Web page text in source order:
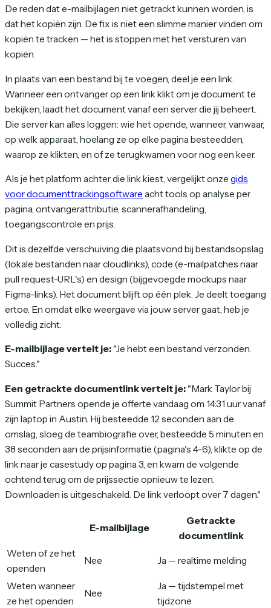
De reden dat e-mailbijlagen niet getrackt kunnen worden, is
dat het kopiën zijn. De fix is niet een slimme manier vinden om
kopiën te tracken — het is stoppen met het versturen van
kopiën.
In plaats van een bestand bij te voegen, deel je een link.
Wanneer een ontvanger op een link klikt om je document te
bekijken, laadt het document vanaf een server die jij beheert.
Die server kan alles loggen: wie het opende, wanneer, vanwaar,
op welk apparaat, hoelang ze op elke pagina besteedden,
waarop ze klikten, en of ze terugkwamen voor nog een keer.
Als je het platform achter die link kiest, vergelijkt onze gids
voor documenttrackingsoftware acht tools op analyse per
pagina, ontvangerattributie, scannerafhandeling,
toegangscontrole en prijs.
Dit is dezelfde verschuiving die plaatsvond bij bestandsopslag
(lokale bestanden naar cloudlinks), code (e-mailpatches naar
pull request-URL's) en design (bijgevoegde mockups naar
Figma-links). Het document blijft op één plek. Je deelt toegang
ertoe. En omdat elke weergave via jouw server gaat, heb je
volledig zicht.
E-mailbijlage vertelt je: "Je hebt een bestand verzonden.
Succes."
Een getrackte documentlink vertelt je: "Mark Taylor bij
Summit Partners opende je offerte vandaag om 14:31 uur vanaf
zijn laptop in Austin. Hij besteedde 12 seconden aan de
omslag, sloeg de teambiografie over, besteedde 5 minuten en
38 seconden aan de prijsinformatie (pagina's 4-6), klikte op de
link naar je casestudy op pagina 3, en kwam de volgende
ochtend terug om de prijssectie opnieuw te lezen.
Downloaden is uitgeschakeld. De link verloopt over 7 dagen."
E-mailbijlage
Getrackte
documentlink
Weten of ze het
openden
Nee Ja — realtime melding
Weten wanneer
ze het openden
Nee
Ja — tijdstempel met
tijdzone